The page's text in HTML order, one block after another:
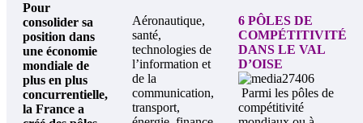
Pour
consolider sa
position dans
une économie
mondiale de
plus en plus
concurrentielle,
la France a
Aéronautique,
santé,
technologies de
l’information et
de la
communication,
transport,
6 PÔLES DE
COMPÉTITIVITÉ
DANS LE VAL
D’OISE
Parmi les pôles de
compétitivité